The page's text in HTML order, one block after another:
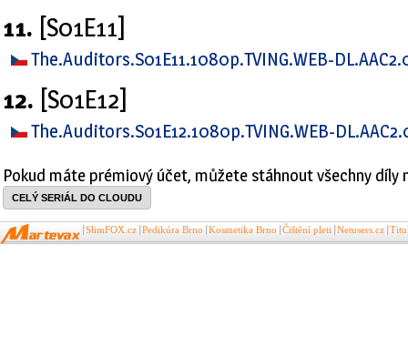
11. [S01E11]
The.Auditors.S01E11.1080p.TVING.WEB-
12. [S01E12]
The.Auditors.S01E12.1080p.TVING.WEB-
Pokud máte prémiový účet, můžete stáhnout všechny díly
CELÝ SERIÁL DO CLOUDU
SlimFOX.cz Pedikúra Brno Kosmetika Brno Čištění pleti Netusers.cz